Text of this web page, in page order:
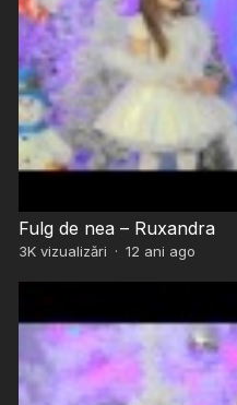
Fulg de nea – Ruxandra
3Kvizualizări · 12 ani ago